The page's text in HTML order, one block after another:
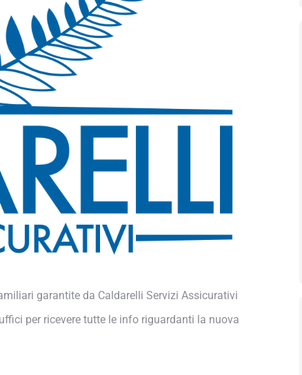
garantite da Caldarelli Servizi Assicurativi
per ricevere tutte le info riguardanti la nuova